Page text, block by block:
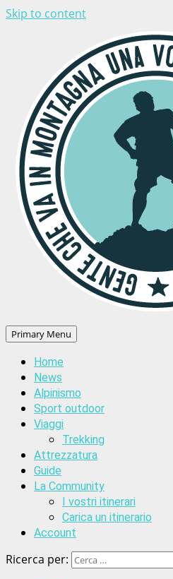
Skip to content
Primary Menu
Home
News
Alpinismo
Sport outdoor
Viaggi
Trekking
Attrezzatura
Guide
La Community
I vostri itinerari
Carica un itinerario
Account
Ricerca per: